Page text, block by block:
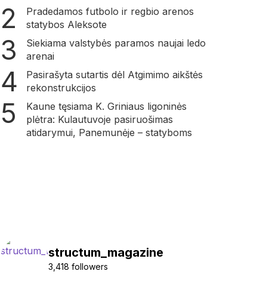
Pradedamos futbolo ir regbio arenos
statybos Aleksote
Siekiama valstybės paramos naujai ledo
arenai
Pasirašyta sutartis dėl Atgimimo aikštės
rekonstrukcijos
Kaune tęsiama K. Griniaus ligoninės
plėtra: Kulautuvoje pasiruošimas
atidarymui, Panemunėje – statyboms
structum_magazine
3,418 followers